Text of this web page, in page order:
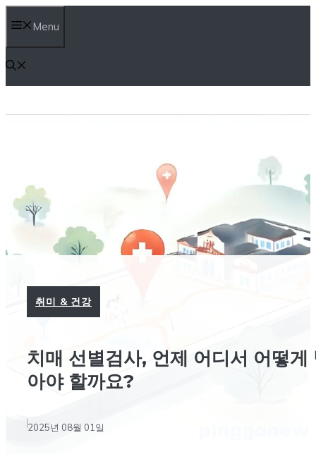
컨
텐
츠
건
기
Menu
취미 & 건강
치매 선별검사, 언제 어디서 어떻게
아야 할까요?
2025년 08월 01일